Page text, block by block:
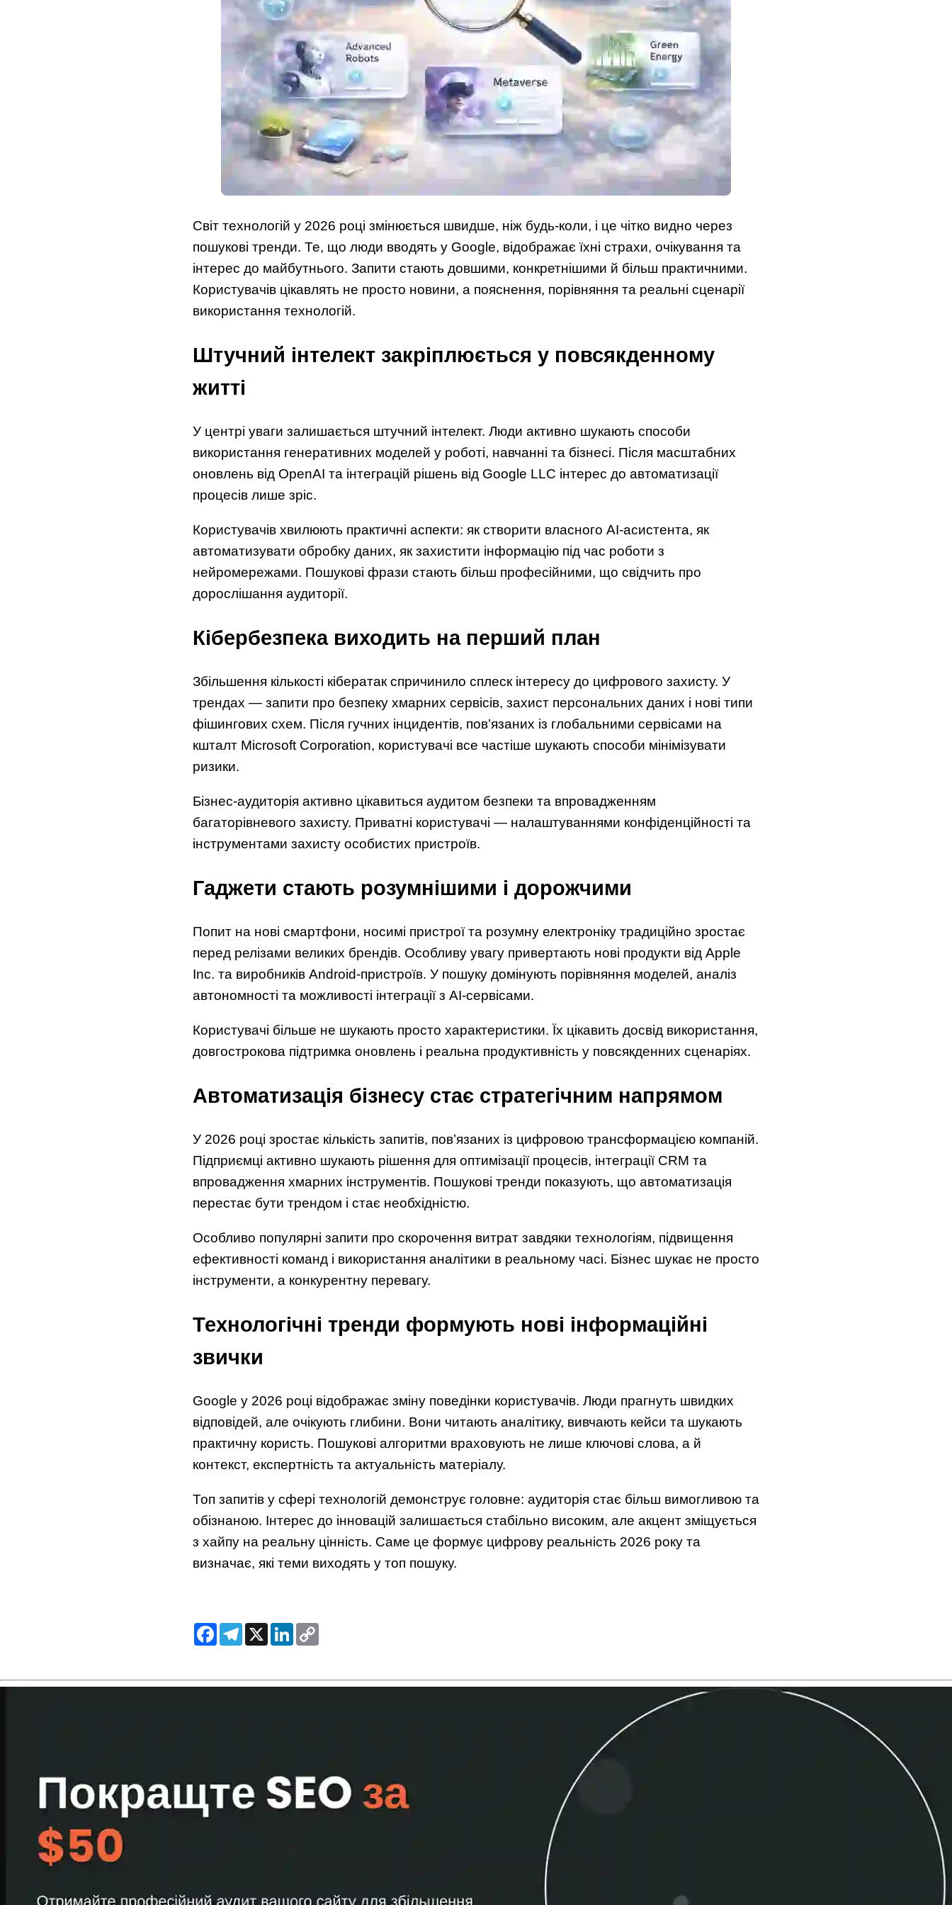
Світ технологій у 2026 році змінюється швидше, ніж будь-коли, і це чітко видно через
пошукові тренди. Те, що люди вводять у Google, відображає їхні страхи, очікування та
інтерес до майбутнього. Запити стають довшими, конкретнішими й більш практичними.
Користувачів цікавлять не просто новини, а пояснення, порівняння та реальні сценарії
використання технологій.
Штучний інтелект закріплюється у повсякденному
житті
У центрі уваги залишається штучний інтелект. Люди активно шукають способи
використання генеративних моделей у роботі, навчанні та бізнесі. Після масштабних
оновлень від OpenAI та інтеграцій рішень від Google LLC інтерес до автоматизації
процесів лише зріс.
Користувачів хвилюють практичні аспекти: як створити власного AI-асистента, як
автоматизувати обробку даних, як захистити інформацію під час роботи з
нейромережами. Пошукові фрази стають більш професійними, що свідчить про
дорослішання аудиторії.
Кібербезпека виходить на перший план
Збільшення кількості кібератак спричинило сплеск інтересу до цифрового захисту. У
трендах — запити про безпеку хмарних сервісів, захист персональних даних і нові типи
фішингових схем. Після гучних інцидентів, пов’язаних із глобальними сервісами на
кшталт Microsoft Corporation, користувачі все частіше шукають способи мінімізувати
ризики.
Бізнес-аудиторія активно цікавиться аудитом безпеки та впровадженням
багаторівневого захисту. Приватні користувачі — налаштуваннями конфіденційності та
інструментами захисту особистих пристроїв.
Гаджети стають розумнішими і дорожчими
Попит на нові смартфони, носимі пристрої та розумну електроніку традиційно зростає
перед релізами великих брендів. Особливу увагу привертають нові продукти від Apple
Inc. та виробників Android-пристроїв. У пошуку домінують порівняння моделей, аналіз
автономності та можливості інтеграції з AI-сервісами.
Користувачі більше не шукають просто характеристики. Їх цікавить досвід використання,
довгострокова підтримка оновлень і реальна продуктивність у повсякденних сценаріях.
Автоматизація бізнесу стає стратегічним напрямом
У 2026 році зростає кількість запитів, пов’язаних із цифровою трансформацією компаній.
Підприємці активно шукають рішення для оптимізації процесів, інтеграції CRM та
впровадження хмарних інструментів. Пошукові тренди показують, що автоматизація
перестає бути трендом і стає необхідністю.
Особливо популярні запити про скорочення витрат завдяки технологіям, підвищення
ефективності команд і використання аналітики в реальному часі. Бізнес шукає не просто
інструменти, а конкурентну перевагу.
Технологічні тренди формують нові інформаційні
звички
Google у 2026 році відображає зміну поведінки користувачів. Люди прагнуть швидких
відповідей, але очікують глибини. Вони читають аналітику, вивчають кейси та шукають
практичну користь. Пошукові алгоритми враховують не лише ключові слова, а й
контекст, експертність та актуальність матеріалу.
Топ запитів у сфері технологій демонструє головне: аудиторія стає більш вимогливою та
обізнаною. Інтерес до інновацій залишається стабільно високим, але акцент зміщується
з хайпу на реальну цінність. Саме це формує цифрову реальність 2026 року та
визначає, які теми виходять у топ пошуку.
FacebookTelegram
X LinkedIn